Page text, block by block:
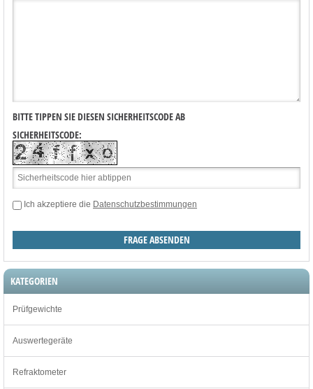
BITTE TIPPEN SIE DIESEN SICHERHEITSCODE AB
SICHERHEITSCODE:
Ich akzeptiere die Datenschutzbestimmungen
KATEGORIEN
Prüfgewichte
Auswertegeräte
Refraktometer